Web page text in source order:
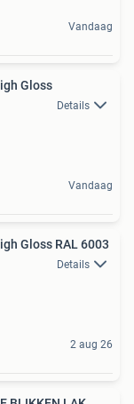
Vandaag
Gloss
Details
Vandaag
Gloss RAL 6003
Details
2 aug 26